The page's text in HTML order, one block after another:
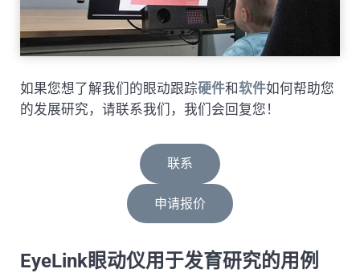
如果您想了解我们的眼动跟踪硬件和软件如何帮助您
的发展研究，请联系我们，我们会回复您！
联系
申请报价
EyeLink眼动仪用于发育研究的用例